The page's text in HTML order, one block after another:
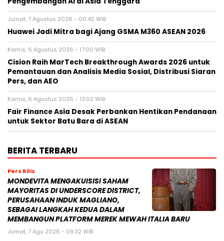
Jumat, 7 Agustus 2026 - 00:42 WIB
Huawei Jadi Mitra bagi Ajang GSMA M360 ASEAN 2026
Kamis, 6 Agustus 2026 - 17:00 WIB
Cision Raih MarTech Breakthrough Awards 2026 untuk
Pemantauan dan Analisis Media Sosial, Distribusi Siaran
Pers, dan AEO
Kamis, 6 Agustus 2026 - 13:02 WIB
Fair Finance Asia Desak Perbankan Hentikan Pendanaan
untuk Sektor Batu Bara di ASEAN
BERITA TERBARU
Pers Rilis
MONDEVITA MENGAKUISISI SAHAM
MAYORITAS DI UNDERSCORE DISTRICT,
PERUSAHAAN INDUK MAGLIANO,
SEBAGAI LANGKAH KEDUA DALAM
MEMBANGUN PLATFORM MEREK MEWAH ITALIA BARU
Jumat, 7 Agu 2026 - 09:32 WIB